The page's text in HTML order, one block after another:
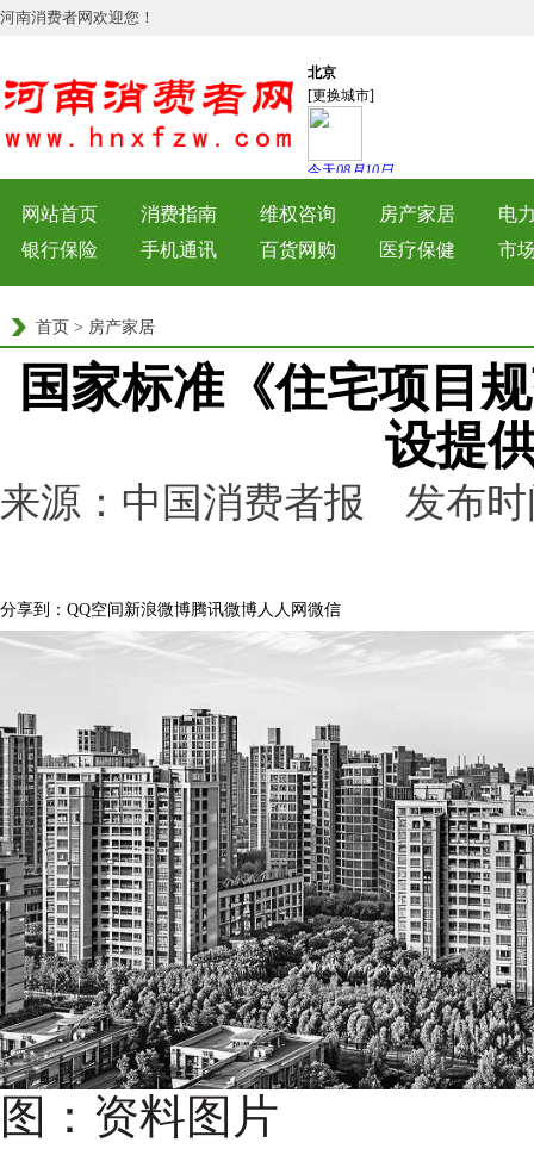
河南消费者网欢迎您！
网站首页 消费指南 维权咨询 房产家居
电
银行保险
手机通讯 百货网购 医疗保健 市
首页 > 房产家居
国家标准《住宅项目
设提
来源：中国消费者报 发布
分享到： QQ空间 新浪微博腾讯微博人人网 微信
图：资料图片